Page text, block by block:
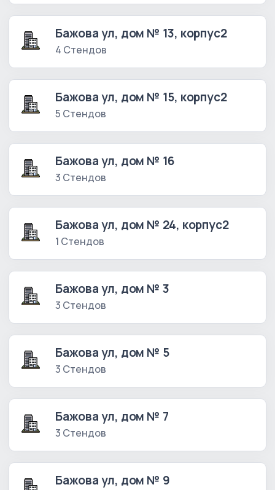
Бажова ул, дом № 13, корпус2
4 Стендов
Бажова ул, дом № 15, корпус2
5 Стендов
Бажова ул, дом № 16
3 Стендов
Бажова ул, дом № 24, корпус2
1 Стендов
Бажова ул, дом № 3
3 Стендов
Бажова ул, дом № 5
3 Стендов
Бажова ул, дом № 7
3 Стендов
Бажова ул, дом № 9